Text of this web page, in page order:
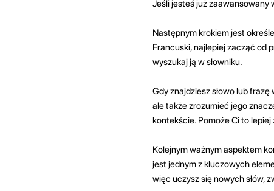
Jeśli jesteś już zaawansowany
Następnym krokiem jest
Francuski, najlepiej zacząć od
wyszukaj ją w słowniku.
Gdy znajdziesz słowo lub
ale także zrozumieć jego
kontekście. Pomoże Ci to
Kolejnym ważnym aspektem
jest jednym z kluczowych
więc uczysz się nowych słów,